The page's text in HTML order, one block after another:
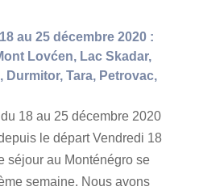
au 25 décembre 2020 :
Lovćen, Lac Skadar,
Durmitor, Tara, Petrovac,
18 au 25 décembre 2020
le départ Vendredi 18
séjour au Monténégro se
semaine. Nous avons